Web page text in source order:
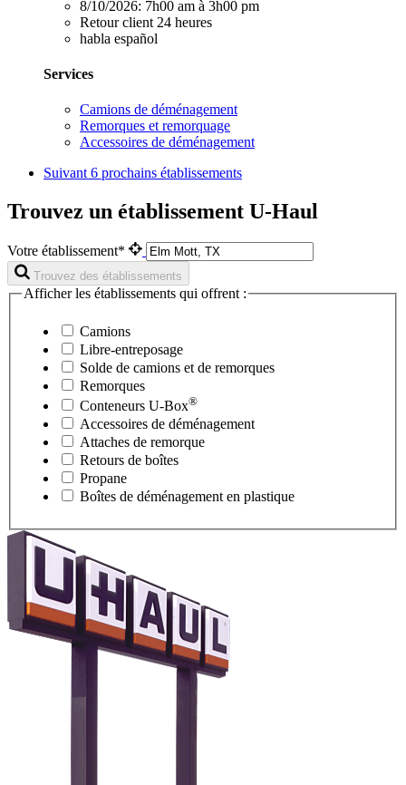
8/10/2026: 7h00 am à 3h00 pm
Retour client 24 heures
habla español
Services
Camions de déménagement
Remorques et remorquage
Accessoires de déménagement
Suivant 6 prochains établissements
Trouvez un établissement U-Haul
Votre établissement*
Trouvez des établissements
Afficher les établissements qui offrent :
Camions
Libre-entreposage
Solde de camions et de remorques
Remorques
Conteneurs U-Box®
Accessoires de déménagement
Attaches de remorque
Retours de boîtes
Propane
Boîtes de déménagement en plastique